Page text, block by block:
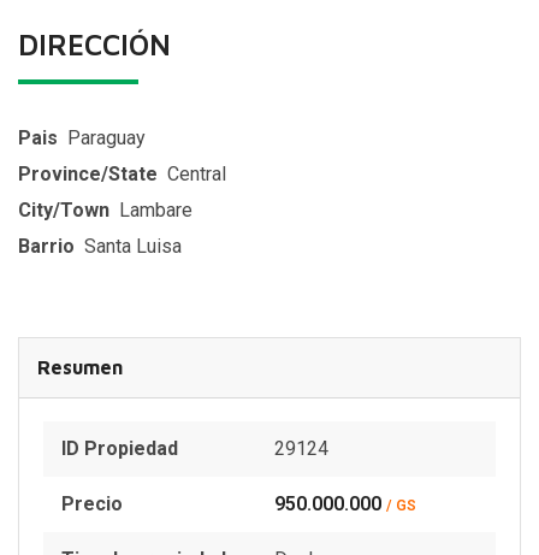
DIRECCIÓN
Pais Paraguay
Province/State Central
City/Town Lambare
Barrio Santa Luisa
Resumen
ID Propiedad 29124
Precio 950.000.000 / GS